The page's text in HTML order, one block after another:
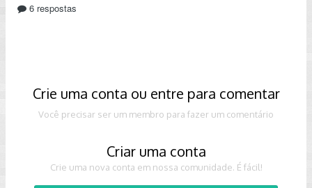
Crie uma conta ou entre para comentar
Você precisar ser um membro para fazer um comentário
Criar uma conta
Crie uma nova conta em nossa comunidade. É fácil!